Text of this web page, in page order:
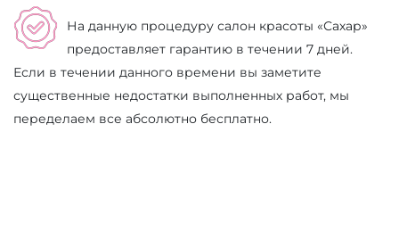
На данную процедуру салон красоты «Сахар»
предоставляет гарантию в течении 7 дней.
Если в течении данного времени вы заметите
существенные недостатки выполненных работ, мы
переделаем все абсолютно бесплатно.